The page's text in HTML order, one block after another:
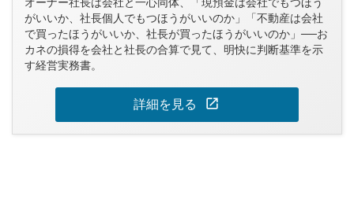
オーナー社長は会社と一心同体、「現預金は会社でもつほう
がいいか、社長個人でもつほうがいいのか」「不動産は会社
で買ったほうがいいか、社長が買ったほうがいいのか」──お
カネの損得を会社と社長の合算で見て、明快に判断基準を示
す経営実務書。
詳細を見る open_in_new